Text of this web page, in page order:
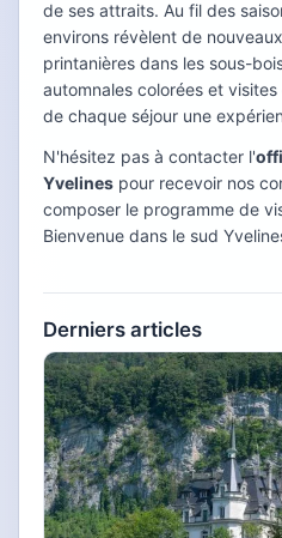
de ses attraits. Au fil des
environs révèlent de
printanières dans les sous-
automnales colorées et
de chaque séjour une
N'hésitez pas à contacter l'
Yvelines pour recevoir nos
composer le programme de
Bienvenue dans le sud
Derniers articles